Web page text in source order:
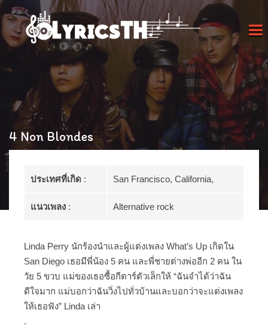
4 Non Blondes
ประเทศที่เกิด : San Francisco, California,
แนวเพลง : Alternative rock
Linda Perry นักร้องนำและผู้แต่งเพลง What’s Up เกิดใน
San Diego เธอมีพี่น้อง 5 คน และพี่ชายต่างพ่ออีก 2 คน ใน
วัย 5 ขวบ แม่ของเธอซื้อกีตาร์ตัวเล็กให้ “ฉันจำได้ว่าฉัน
ดีใจมาก แม่บอกว่าฉันวิ่งไปทั่วบ้านและบอกว่าจะแต่งเพลง
ให้เธอฟัง” Linda เล่า
.